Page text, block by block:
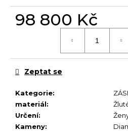
98 800 Kč
Kategorie:
materiál:
Určení:
Kameny:
Zeptat se